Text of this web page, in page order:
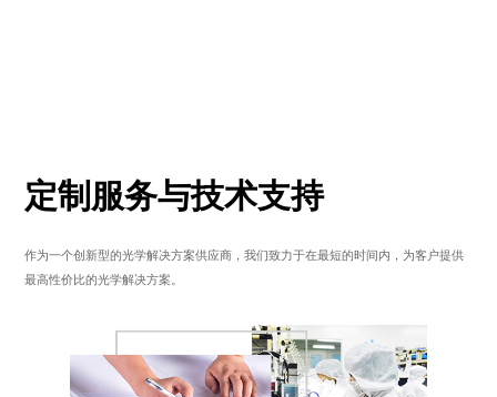
定制服务与技术支持
作为一个创新型的光学解决方案供应商，我们致力于在最短的时间内，为客户提供
最高性价比的光学解决方案。